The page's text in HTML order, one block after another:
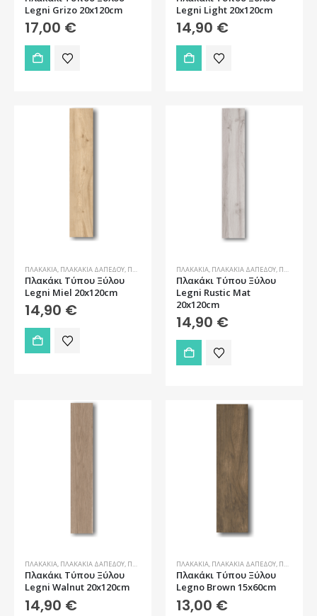
Legni Grizo 20x120cm
17,00 €
Legni Light 20x120cm
14,90 €
ΠΛΑΚΆΚΙΑ, ΠΛΑΚΆΚΙΑ ΔΑΠΈΔΟΥ, ΠΛΑΚΆΚΙΑ ΔΑΠΈΔΟΥ ΕΞΩΤΕΡΙΚΟΎ ΧΏΡΟΥ ,ΠΛΑΚΆΚΙΑ ΤΎΠΟΥ
Πλακάκι Τύπου Ξύλου
Legni Miel 20x120cm
14,90 €
ΠΛΑΚΆΚΙΑ, ΠΛΑΚΆΚΙΑ ΔΑΠΈΔΟΥ, ΠΛΑΚΆΚΙΑ ΔΑΠΈΔΟΥ ΕΞΩΤΕΡΙΚΟΎ ΧΏΡΟΥ
Πλακάκι Τύπου Ξύλου
Legni Rustic Mat
20x120cm
14,90 €
ΠΛΑΚΆΚΙΑ, ΠΛΑΚΆΚΙΑ ΔΑΠΈΔΟΥ, ΠΛΑΚΆΚΙΑ ΔΑΠΈΔΟΥ ΕΞΩΤΕΡΙΚΟΎ ΧΏΡΟΥ ,ΠΛΑΚΆΚΙΑ ΤΎΠΟΥ
Πλακάκι Τύπου Ξύλου
Legni Walnut 20x120cm
14,90 €
ΠΛΑΚΆΚΙΑ, ΠΛΑΚΆΚΙΑ ΔΑΠΈΔΟΥ, ΠΛΑΚΆΚΙΑ ΔΑΠΈΔΟΥ ΕΞΩΤΕΡΙΚΟΎ ΧΏΡΟΥ
Πλακάκι Τύπου Ξύλου
Legno Brown 15x60cm
13,00 €